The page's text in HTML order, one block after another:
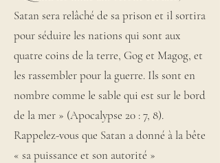
Satan sera relâché de sa prison et il sortira
pour séduire les nations qui sont aux
quatre coins de la terre, Gog et Magog, et
les rassembler pour la guerre. Ils sont en
nombre comme le sable qui est sur le bord
de la mer » (Apocalypse 20 : 7, 8).
Rappelez-vous que Satan a donné à la bête
« sa puissance et son autorité »